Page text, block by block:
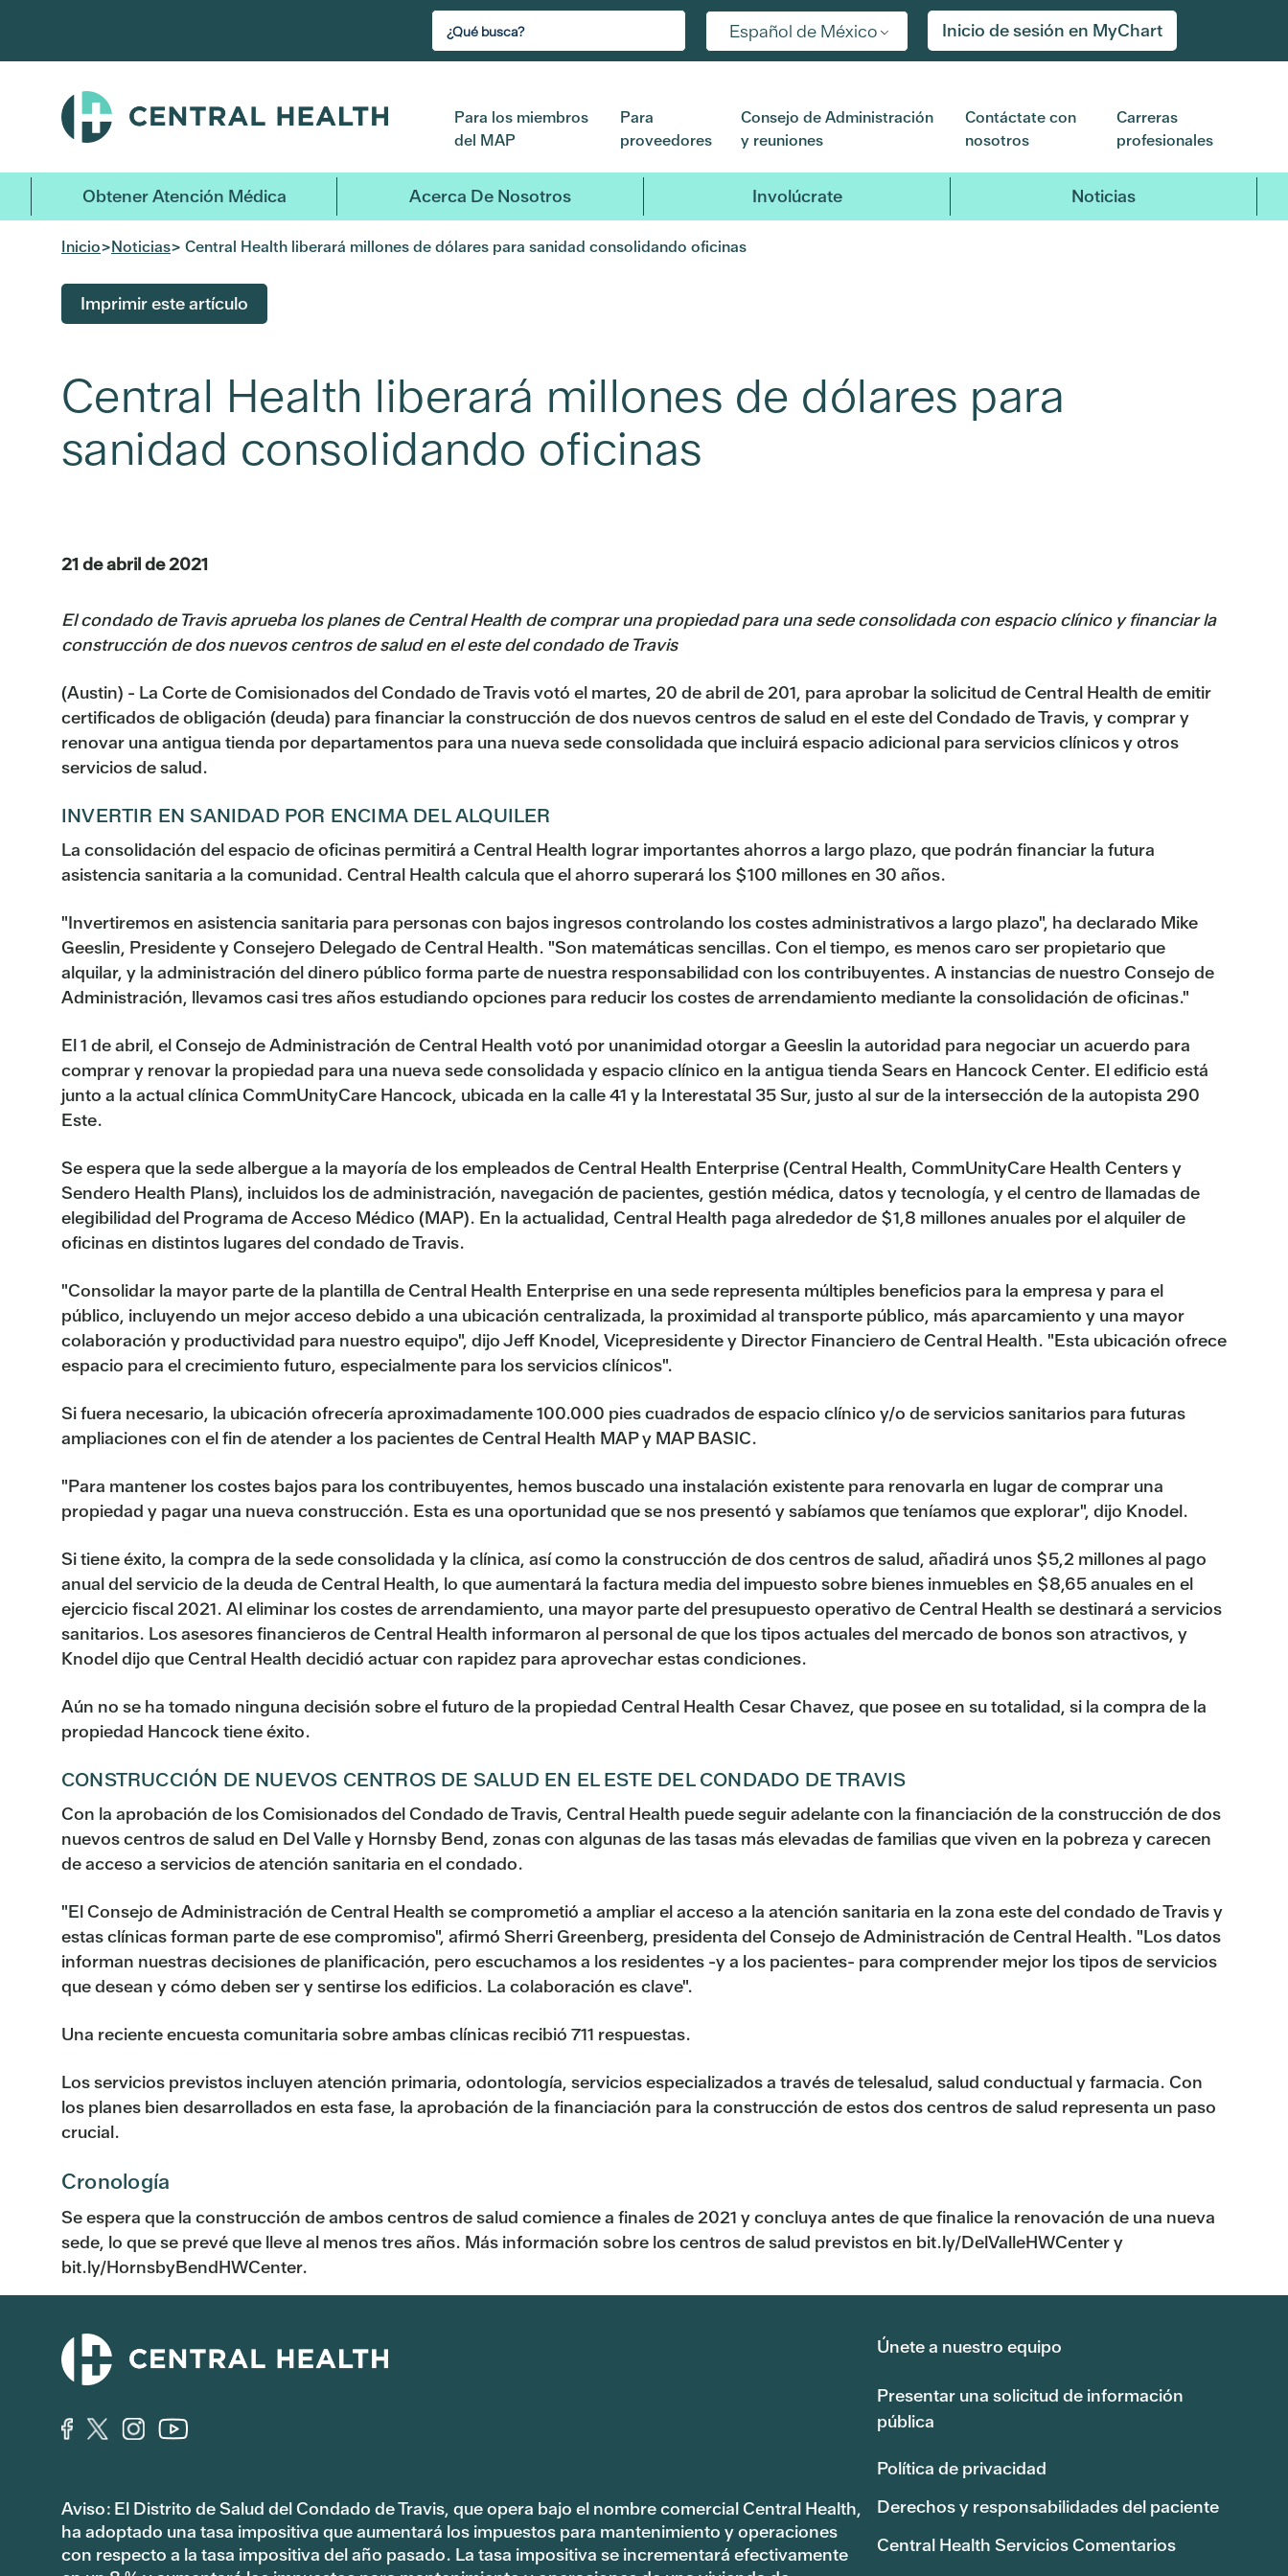
contenido
Español de México Inicio de sesión en MyChart
Para los miembros
del MAP
Para
proveedores
Consejo de Administración
y reuniones
Contáctate con
nosotros
Carreras
profesionales
Obtener Atención Médica Acerca De Nosotros Involúcrate Noticias
Inicio>Noticias> Central Health liberará millones de dólares para sanidad consolidando oficinas
Imprimir este artículo
Central Health liberará millones de dólares para
sanidad consolidando oficinas
21 de abril de 2021
El condado de Travis aprueba los planes de Central Health de comprar una propiedad para una sede consolidada con espacio clínico y financiar la
construcción de dos nuevos centros de salud en el este del condado de Travis
(Austin) - La Corte de Comisionados del Condado de Travis votó el martes, 20 de abril de 201, para aprobar la solicitud de Central Health de emitir
certificados de obligación (deuda) para financiar la construcción de dos nuevos centros de salud en el este del Condado de Travis, y comprar y
renovar una antigua tienda por departamentos para una nueva sede consolidada que incluirá espacio adicional para servicios clínicos y otros
servicios de salud.
INVERTIR EN SANIDAD POR ENCIMA DEL ALQUILER
La consolidación del espacio de oficinas permitirá a Central Health lograr importantes ahorros a largo plazo, que podrán financiar la futura
asistencia sanitaria a la comunidad. Central Health calcula que el ahorro superará los $100 millones en 30 años.
"Invertiremos en asistencia sanitaria para personas con bajos ingresos controlando los costes administrativos a largo plazo", ha declarado Mike
Geeslin, Presidente y Consejero Delegado de Central Health. "Son matemáticas sencillas. Con el tiempo, es menos caro ser propietario que
alquilar, y la administración del dinero público forma parte de nuestra responsabilidad con los contribuyentes. A instancias de nuestro Consejo de
Administración, llevamos casi tres años estudiando opciones para reducir los costes de arrendamiento mediante la consolidación de oficinas."
El 1 de abril, el Consejo de Administración de Central Health votó por unanimidad otorgar a Geeslin la autoridad para negociar un acuerdo para
comprar y renovar la propiedad para una nueva sede consolidada y espacio clínico en la antigua tienda Sears en Hancock Center. El edificio está
junto a la actual clínica CommUnityCare Hancock, ubicada en la calle 41 y la Interestatal 35 Sur, justo al sur de la intersección de la autopista 290
Este.
Se espera que la sede albergue a la mayoría de los empleados de Central Health Enterprise (Central Health, CommUnityCare Health Centers y
Sendero Health Plans), incluidos los de administración, navegación de pacientes, gestión médica, datos y tecnología, y el centro de llamadas de
elegibilidad del Programa de Acceso Médico (MAP). En la actualidad, Central Health paga alrededor de $1,8 millones anuales por el alquiler de
oficinas en distintos lugares del condado de Travis.
"Consolidar la mayor parte de la plantilla de Central Health Enterprise en una sede representa múltiples beneficios para la empresa y para el
público, incluyendo un mejor acceso debido a una ubicación centralizada, la proximidad al transporte público, más aparcamiento y una mayor
colaboración y productividad para nuestro equipo", dijo Jeff Knodel, Vicepresidente y Director Financiero de Central Health. "Esta ubicación ofrece
espacio para el crecimiento futuro, especialmente para los servicios clínicos".
Si fuera necesario, la ubicación ofrecería aproximadamente 100.000 pies cuadrados de espacio clínico y/o de servicios sanitarios para futuras
ampliaciones con el fin de atender a los pacientes de Central Health MAP y MAP BASIC.
"Para mantener los costes bajos para los contribuyentes, hemos buscado una instalación existente para renovarla en lugar de comprar una
propiedad y pagar una nueva construcción. Esta es una oportunidad que se nos presentó y sabíamos que teníamos que explorar", dijo Knodel.
Si tiene éxito, la compra de la sede consolidada y la clínica, así como la construcción de dos centros de salud, añadirá unos $5,2 millones al pago
anual del servicio de la deuda de Central Health, lo que aumentará la factura media del impuesto sobre bienes inmuebles en $8,65 anuales en el
ejercicio fiscal 2021. Al eliminar los costes de arrendamiento, una mayor parte del presupuesto operativo de Central Health se destinará a servicios
sanitarios. Los asesores financieros de Central Health informaron al personal de que los tipos actuales del mercado de bonos son atractivos, y
Knodel dijo que Central Health decidió actuar con rapidez para aprovechar estas condiciones.
Aún no se ha tomado ninguna decisión sobre el futuro de la propiedad Central Health Cesar Chavez, que posee en su totalidad, si la compra de la
propiedad Hancock tiene éxito.
CONSTRUCCIÓN DE NUEVOS CENTROS DE SALUD EN EL ESTE DEL CONDADO DE TRAVIS
Con la aprobación de los Comisionados del Condado de Travis, Central Health puede seguir adelante con la financiación de la construcción de dos
nuevos centros de salud en Del Valle y Hornsby Bend, zonas con algunas de las tasas más elevadas de familias que viven en la pobreza y carecen
de acceso a servicios de atención sanitaria en el condado.
"El Consejo de Administración de Central Health se comprometió a ampliar el acceso a la atención sanitaria en la zona este del condado de Travis y
estas clínicas forman parte de ese compromiso", afirmó Sherri Greenberg, presidenta del Consejo de Administración de Central Health. "Los datos
informan nuestras decisiones de planificación, pero escuchamos a los residentes -y a los pacientes- para comprender mejor los tipos de servicios
que desean y cómo deben ser y sentirse los edificios. La colaboración es clave".
Una reciente encuesta comunitaria sobre ambas clínicas recibió 711 respuestas.
Los servicios previstos incluyen atención primaria, odontología, servicios especializados a través de telesalud, salud conductual y farmacia. Con
los planes bien desarrollados en esta fase, la aprobación de la financiación para la construcción de estos dos centros de salud representa un paso
crucial.
Cronología
Se espera que la construcción de ambos centros de salud comience a finales de 2021 y concluya antes de que finalice la renovación de una nueva
sede, lo que se prevé que lleve al menos tres años. Más información sobre los centros de salud previstos en bit.ly/DelValleHWCenter y
bit.ly/HornsbyBendHWCenter.
Aviso: El Distrito de Salud del Condado de Travis, que opera bajo el nombre comercial Central Health,
ha adoptado una tasa impositiva que aumentará los impuestos para mantenimiento y operaciones
con respecto a la tasa impositiva del año pasado. La tasa impositiva se incrementará efectivamente
Únete a nuestro equipo
Presentar una solicitud de información
pública
Política de privacidad
Derechos y responsabilidades del paciente
Central Health Servicios Comentarios